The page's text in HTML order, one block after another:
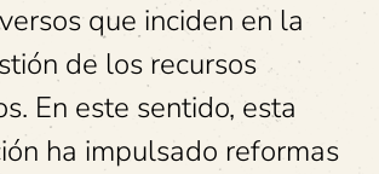
que inciden en la
de los recursos
En este sentido, esta
ha impulsado reformas